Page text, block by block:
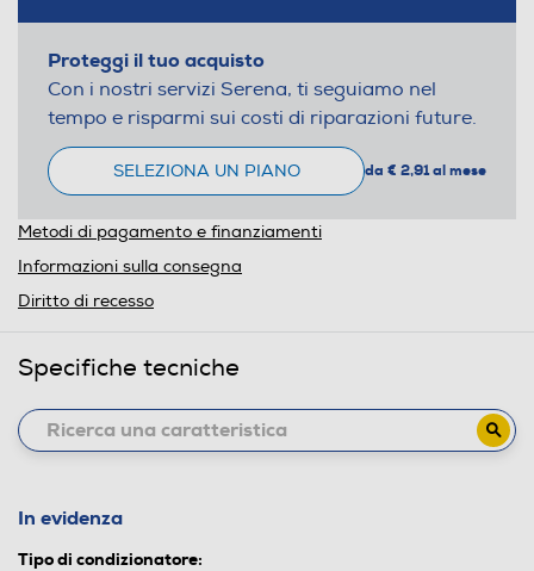
Proteggi il tuo acquisto
Con i nostri servizi Serena, ti seguiamo nel
tempo e risparmi sui costi di riparazioni future.
SELEZIONA UN PIANO da € 2,91 al mese
Metodi di pagamento e finanziamenti
Informazioni sulla consegna
Diritto di recesso
Specifiche tecniche
In evidenza
Tipo di condizionatore: